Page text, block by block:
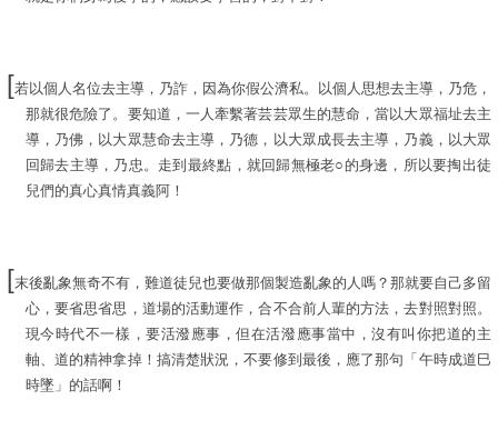
[若以個人名位去主導，乃詐，因為你假公濟私。以個人思想去主導，乃危，
那就很危險了。要知道，一人牽繫著芸芸眾生的慧命，當以大眾福址去主
導，乃佛，以大眾慧命去主導，乃德，以大眾成長去主導，乃義，以大眾
回歸去主導，乃忠。走到最終點，就回歸無極老○的身邊，所以要掏出徒
兒們的真心真情真義阿！
[末後亂象無奇不有，難道徒兒也要做那個製造亂象的人嗎？那就要自己多留
心，要省思省思，道場的活動運作，合不合前人輩的方法，去對照對照。
現今時代不一樣，要活潑應事，但在活潑應事當中，沒有叫你把道的主
軸、道的精神拿掉！搞清楚狀況，不要修到最後，應了那句「午時成道巳
時墜」的話啊！